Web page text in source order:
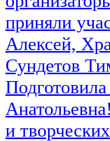
приняли
Алексей,
Сундетов
и